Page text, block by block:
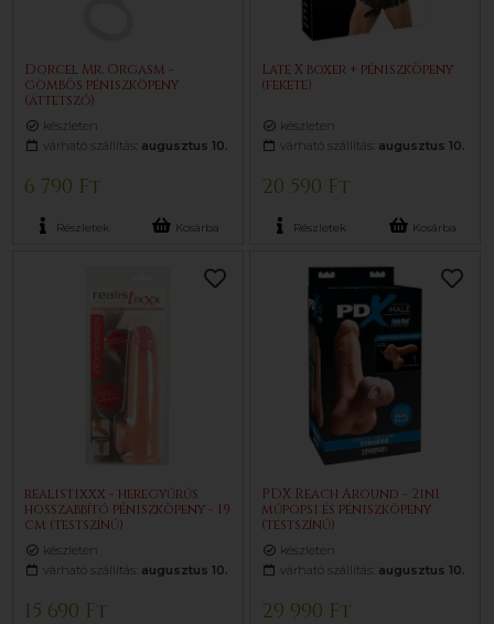
Dorcel Mr. Orgasm -
gömbös péniszköpeny
(áttetsző)
készleten
várható szállítás: augusztus 10.
6 790 Ft
Részletek Kosárba
Late X boxer + péniszköpeny
(fekete)
készleten
várható szállítás: augusztus 10.
20 590 Ft
Részletek Kosárba
realistixxx - heregyűrűs
hosszabbító péniszköpeny - 19
cm (testszínű)
készleten
várható szállítás: augusztus 10.
15 690 Ft
PDX Reach Around - 2in1
műpopsi és péniszköpeny
(testszínű)
készleten
várható szállítás: augusztus 10.
29 990 Ft